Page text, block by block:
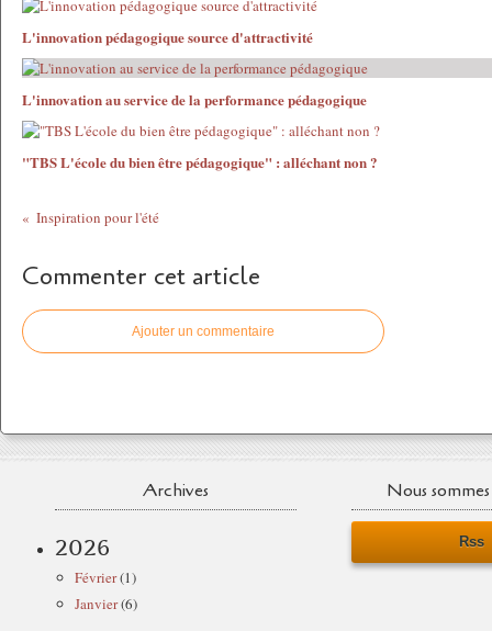
L'innovation pédagogique source d'attractivité
L'innovation au service de la performance pédagogique
"TBS L'école du bien être pédagogique" : alléchant non ?
Inspiration pour l'été
Commenter cet article
Ajouter un commentaire
Archives
2026
Février(1)
Janvier(6)
Nous
Rss